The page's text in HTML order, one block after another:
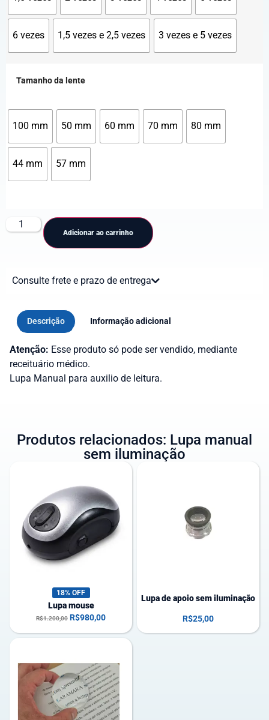
6 vezes 1,5 vezes e 2,5 vezes 3 vezes e 5 vezes
Tamanho da lente
100 mm 50 mm 60 mm 70 mm 80 mm
44 mm 57 mm
Adicionar ao carrinho
Consulte frete e prazo de entrega
Descrição Informação adicional
Atenção: Esse produto só pode ser vendido, mediante
receituário médico.
Lupa Manual para auxilio de leitura.
Produtos relacionados: Lupa manual
sem iluminação
18% OFF
Lupa mouse
R$1.200,00 R$980,00
Lupa de apoio sem iluminação
R$25,00